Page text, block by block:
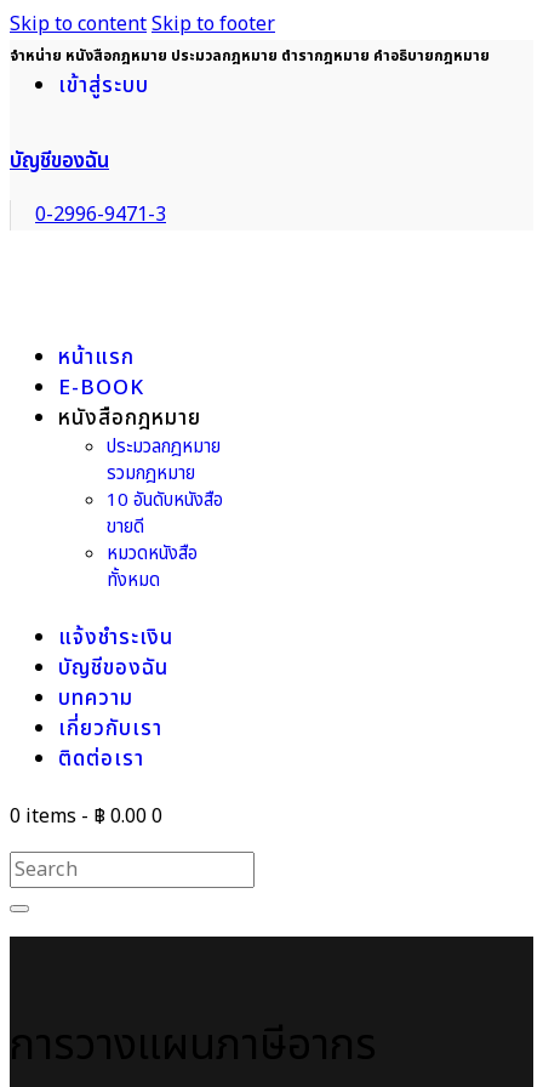
Skip to contentSkip to footer
จำหน่าย หนังสือกฎหมาย ประมวลกฎหมาย ตำรากฎหมาย คำอธิบายกฎหมาย
เข้าสู่ระบบ
บัญชีของฉัน
0-2996-9471-3
หน้าแรก
E-BOOK
หนังสือกฎหมาย
ประมวลกฎหมาย
รวมกฎหมาย
10 อันดับหนังสือ
ขายดี
หมวดหนังสือ
ทั้งหมด
แจ้งชำระเงิน
บัญชีของฉัน
บทความ
เกี่ยวกับเรา
ติดต่อเรา
0 items - ฿ 0.000